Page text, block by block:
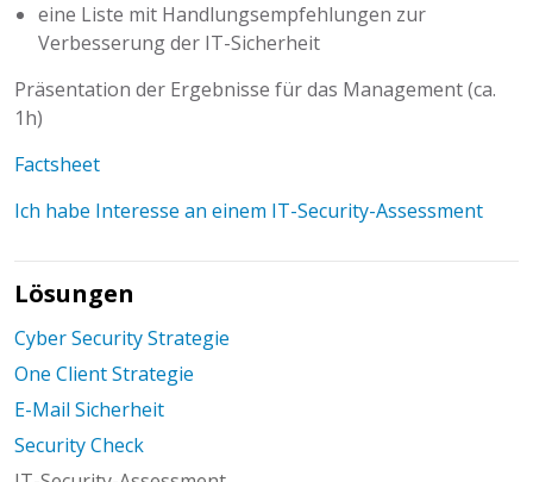
eine Liste mit Handlungsempfehlungen zur
Verbesserung der IT-Sicherheit
Präsentation der Ergebnisse für das Management (ca.
1h)
Factsheet
Ich habe Interesse an einem IT-Security-Assessment
Lösungen
Cyber Security Strategie
One Client Strategie
E-Mail Sicherheit
Security Check